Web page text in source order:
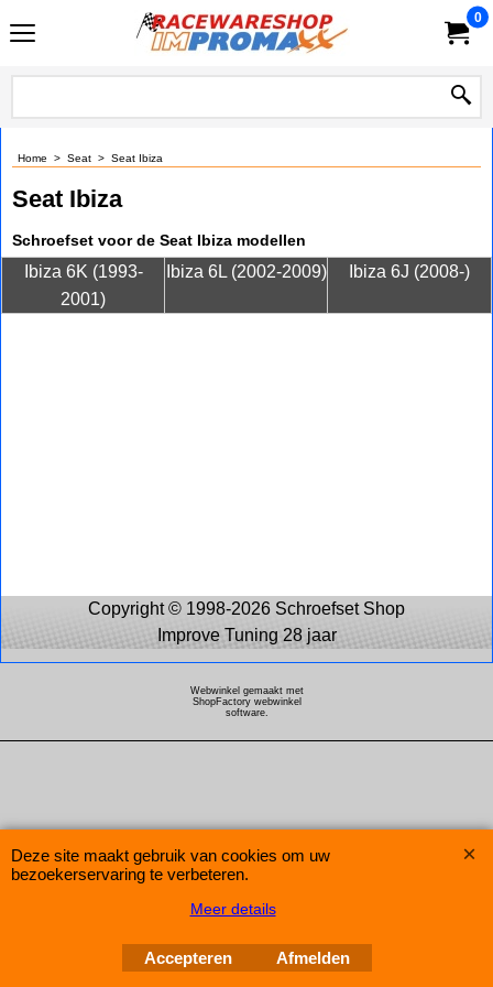
0
Home > Seat > Seat Ibiza
Seat Ibiza
Schroefset voor de Seat Ibiza modellen
Ibiza 6K (1993-
2001)
Ibiza 6L (2002-2009) Ibiza 6J (2008-)
Copyright © 1998-2026 Schroefset Shop
Improve Tuning 28 jaar
Webwinkel gemaakt met
ShopFactory webwinkel
software.
Deze site maakt gebruik van cookies om uw
bezoekerservaring te verbeteren.
Meer details
Accepteren Afmelden